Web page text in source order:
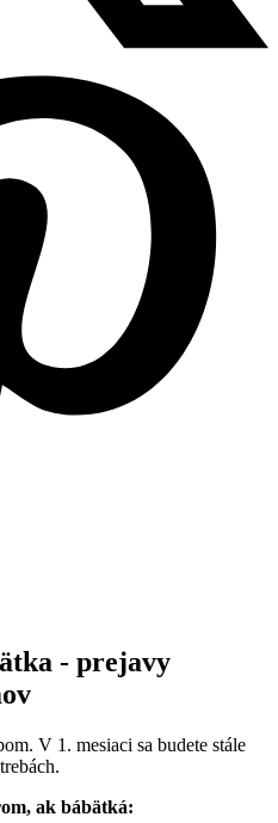
- prejavy
V 1. mesiaci sa budete stále
ak bábätká: